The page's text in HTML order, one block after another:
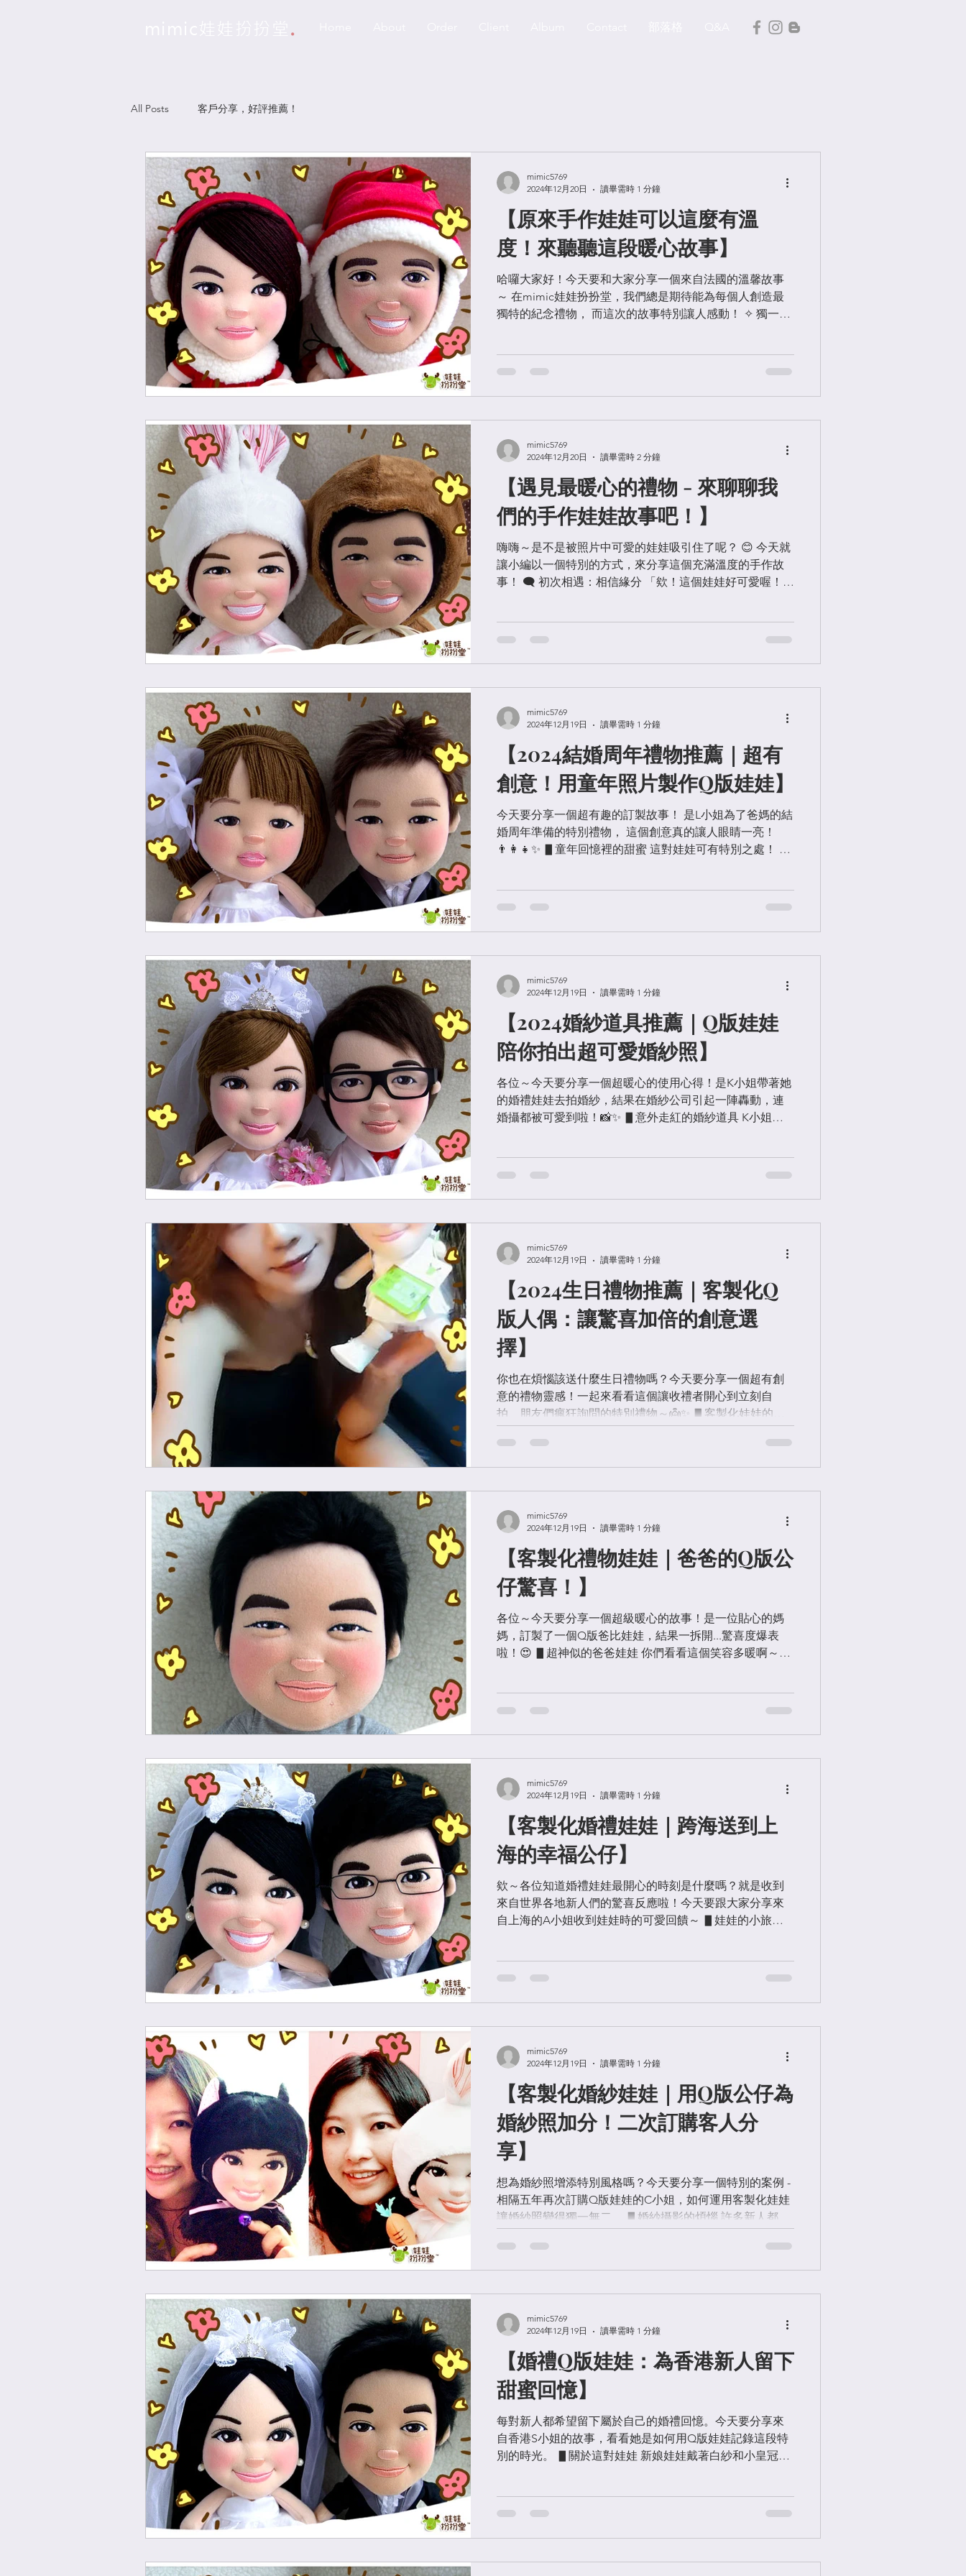
.
All Posts 客戶分享，好評推薦！
【原來手作娃娃可以這麼有溫
度！來聽聽這段暖心故事】
哈囉大家好！今天要和大家分享一個來自法國的溫馨故事
～ 在mimic娃娃扮扮堂，我們總是期待能為每個人創造最
獨特的紀念禮物， 而這次的故事特別讓人感動！ ✧ 獨一無
mimic5769
2024年12月20日
讀畢需時 1 分鐘
【遇見最暖心的禮物 - 來聊聊我
們的手作娃娃故事吧！】
嗨嗨～是不是被照片中可愛的娃娃吸引住了呢？ 😊 今天就
讓小編以一個特別的方式，來分享這個充滿溫度的手作故
事！ 🗨️ 初次相遇：相信緣分 「欸！這個娃娃好可愛喔！真
信：...
mimic5769
2024年12月20日
讀畢需時 2 分鐘
【2024結婚周年禮物推薦｜超有
創意！用童年照片製作Q版娃娃】
今天要分享一個超有趣的訂製故事！ 是L小姐為了爸媽的結
婚周年準備的特別禮物， 這個創意真的讓人眼睛一亮！
👨‍👩‍👧✨ ▋童年回憶裡的甜蜜 這對娃娃可有特別之處！ L
mimic5769
2024年12月19日
讀畢需時 1 分鐘
【2024婚紗道具推薦｜Q版娃娃
陪你拍出超可愛婚紗照】
各位～今天要分享一個超暖心的使用心得！是K小姐帶著她
的婚禮娃娃去拍婚紗，結果在婚紗公司引起一陣轟動，連
婚攝都被可愛到啦！📸✨ ▋意外走紅的婚紗道具 K小姐開
也太誇張了吧...
mimic5769
2024年12月19日
讀畢需時 1 分鐘
【2024生日禮物推薦｜客製化Q
版人偶：讓驚喜加倍的創意選
擇】
你也在煩惱該送什麼生日禮物嗎？今天要分享一個超有創
意的禮物靈感！一起來看看這個讓收禮者開心到立刻自
拍、朋友們瘋狂詢問的特別禮物～👼✨ ▋客製化娃娃的特
色 立體Q版布公仔 可選擇造型服裝 附贈專屬誕生卡 精緻禮
物包裝 ▋為什麼選擇Q版人偶當禮物？...
mimic5769
2024年12月19日
讀畢需時 1 分鐘
【客製化禮物娃娃｜爸爸的Q版公
仔驚喜！】
各位～今天要分享一個超級暖心的故事！是一位貼心的媽
媽，訂製了一個Q版爸比娃娃，結果一拆開...驚喜度爆表
啦！😍 ▋超神似的爸爸娃娃 你們看看這個笑容多暖啊～微
反應...
mimic5769
2024年12月19日
讀畢需時 1 分鐘
【客製化婚禮娃娃｜跨海送到上
海的幸福公仔】
欸～各位知道婚禮娃娃最開心的時刻是什麼嗎？就是收到
來自世界各地新人們的驚喜反應啦！今天要跟大家分享來
自上海的A小姐收到娃娃時的可愛回饋～ ▋娃娃的小旅行
都說好精緻呢！（害羞...
mimic5769
2024年12月19日
讀畢需時 1 分鐘
【客製化婚紗娃娃｜用Q版公仔為
婚紗照加分！二次訂購客人分
享】
想為婚紗照增添特別風格嗎？今天要分享一個特別的案例 -
相隔五年再次訂購Q版娃娃的C小姐，如何運用客製化娃娃
讓婚紗照變得獨一無二。 ▋婚紗攝影的煩惱 許多新人都有
中加入個人特色？ C小姐分享："好擔心婚紗照沒有個人特
色，...
mimic5769
2024年12月19日
讀畢需時 1 分鐘
【婚禮Q版娃娃：為香港新人留下
甜蜜回憶】
每對新人都希望留下屬於自己的婚禮回憶。今天要分享來
自香港S小姐的故事，看看她是如何用Q版娃娃記錄這段特
別的時光。 ▋關於這對娃娃 新娘娃娃戴著白紗和小皇冠，
拍婚紗照，在婚禮現...
mimic5769
2024年12月19日
讀畢需時 1 分鐘